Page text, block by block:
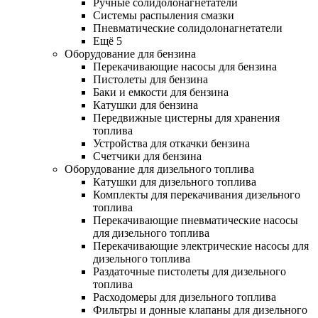
Ручные солидолонагнетатели
Системы распыления смазки
Пневматические солидолонагнетатели
Ещё 5
Оборудование для бензина
Перекачивающие насосы для бензина
Пистолеты для бензина
Баки и емкости для бензина
Катушки для бензина
Передвижные цистерны для хранения
топлива
Устройства для откачки бензина
Счетчики для бензина
Оборудование для дизельного топлива
Катушки для дизельного топлива
Комплекты для перекачивания дизельного
топлива
Перекачивающие пневматические насосы
для дизельного топлива
Перекачивающие электрические насосы для
дизельного топлива
Раздаточные пистолеты для дизельного
топлива
Расходомеры для дизельного топлива
Фильтры и донные клапаны для дизельного